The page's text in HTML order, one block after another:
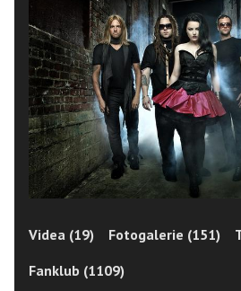
Videa (19) Fotogalerie (151)
Fanklub (1109)